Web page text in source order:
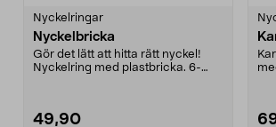
Nyckelringar
Nyckelbricka
Gör det lätt att hitta rätt nyckel!
Nyckelring med plastbricka. 6-
49,90